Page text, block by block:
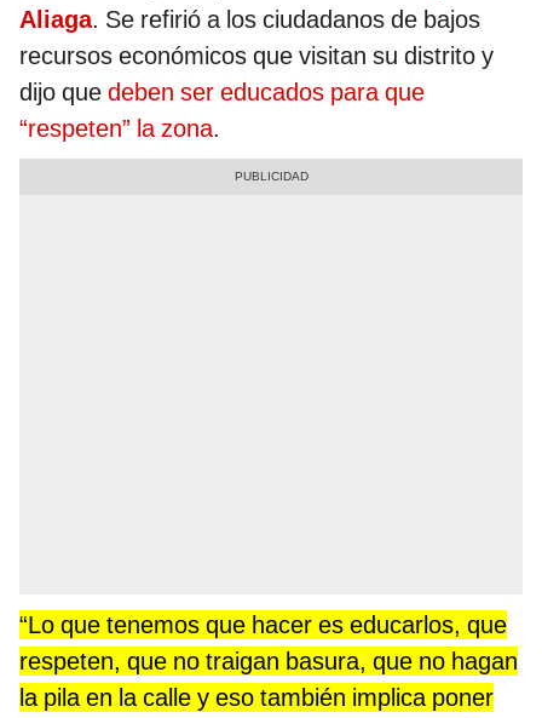
Aliaga. Se refirió a los ciudadanos de bajos
recursos económicos que visitan su distrito y
dijo que deben ser educados para que
“respeten” la zona.
“Lo que tenemos que hacer es educarlos, que
respeten, que no traigan basura, que no hagan
la pila en la calle y eso también implica poner